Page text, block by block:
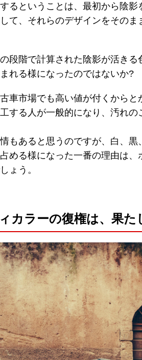
るということは、最初から陰
て、それらのデザインをその
段階で計算された陰影が活き
れる様になったのではないか?
車市場でも高い値が付くから
する人が一般的になり、汚れ
もあると思うのですが、白、
める様になった一番の理由は
ょう。
カラーの復権は、果た